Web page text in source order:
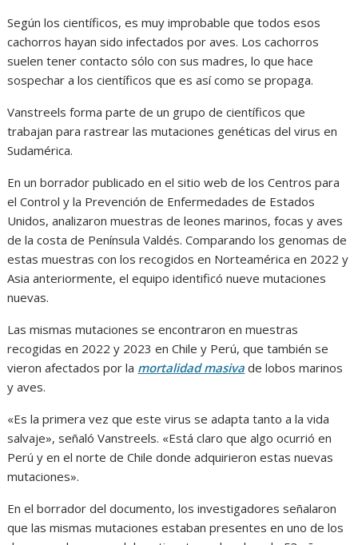
Según los científicos, es muy improbable que todos esos
cachorros hayan sido infectados por aves. Los cachorros
suelen tener contacto sólo con sus madres, lo que hace
sospechar a los científicos que es así como se propaga.
Vanstreels forma parte de un grupo de científicos que
trabajan para rastrear las mutaciones genéticas del virus en
Sudamérica.
En un borrador publicado en el sitio web de los Centros para
el Control y la Prevención de Enfermedades de Estados
Unidos, analizaron muestras de leones marinos, focas y aves
de la costa de Península Valdés. Comparando los genomas de
estas muestras con los recogidos en Norteamérica en 2022 y
Asia anteriormente, el equipo identificó nueve mutaciones
nuevas.
Las mismas mutaciones se encontraron en muestras
recogidas en 2022 y 2023 en Chile y Perú, que también se
vieron afectados por la mortalidad masiva de lobos marinos
y aves.
«Es la primera vez que este virus se adapta tanto a la vida
salvaje», señaló Vanstreels. «Está claro que algo ocurrió en
Perú y en el norte de Chile donde adquirieron estas nuevas
mutaciones».
En el borrador del documento, los investigadores señalaron
que las mismas mutaciones estaban presentes en uno de los